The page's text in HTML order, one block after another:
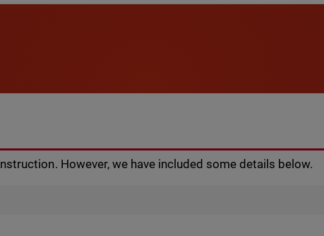
However, we have included some details below.